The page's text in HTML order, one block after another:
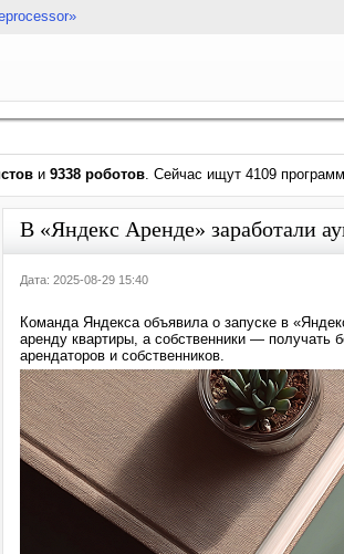
и 9338 роботов. Сейчас ищут 4109
В «Яндекс Аренде» заработали
Дата: 2025-08-29 15:40
Команда Яндекса объявила о запуске в
аренду квартиры, а собственники — получать
арендаторов и собственников.